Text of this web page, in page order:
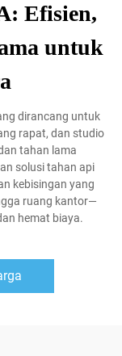
Efisien,
untuk
dirancang untuk
rapat, dan studio
tahan lama
solusi tahan api
kebisingan yang
ruang kantor—
hemat biaya.